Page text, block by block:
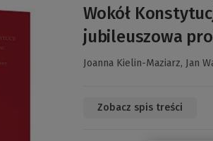
Wokół
jubileuszowa
Joanna Kielin-Maziarz, Jan
Zobacz spis treści